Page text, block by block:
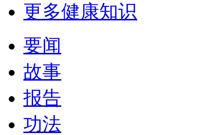
更多健康知识
要闻
故事
报告
功法